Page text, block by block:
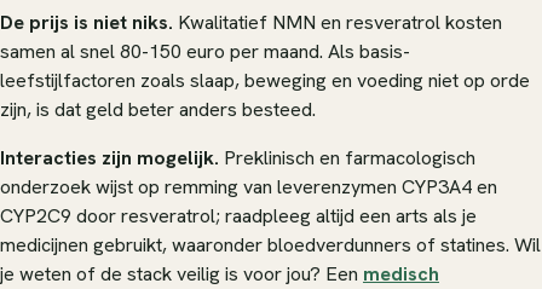
De prijs is niet niks. Kwalitatief NMN en resveratrol kosten
samen al snel 80-150 euro per maand. Als basis-
leefstijlfactoren zoals slaap, beweging en voeding niet op orde
zijn, is dat geld beter anders besteed.
Interacties zijn mogelijk. Preklinisch en farmacologisch
onderzoek wijst op remming van leverenzymen CYP3A4 en
CYP2C9 door resveratrol; raadpleeg altijd een arts als je
medicijnen gebruikt, waaronder bloedverdunners of statines. Wil
je weten of de stack veilig is voor jou? Een medisch